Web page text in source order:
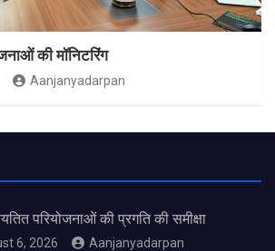
की मॉनिटरिंग
Aanjanyadarpan
परियोजनाओं की प्रगति की समीक्षा
6, 2026 Aanjanyadarpan